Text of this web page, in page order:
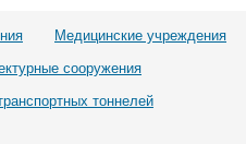
Медицинские учреждения
сооружения
тоннелей